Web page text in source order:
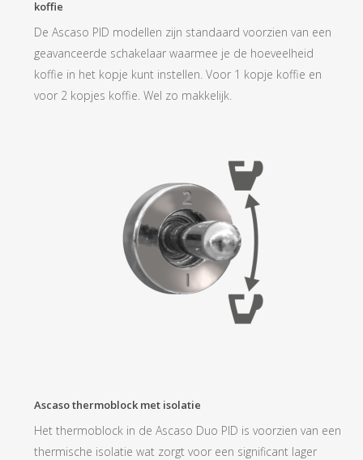
koffie
De Ascaso PID modellen zijn standaard voorzien van een
geavanceerde schakelaar waarmee je de hoeveelheid
koffie in het kopje kunt instellen. Voor 1 kopje koffie en
voor 2 kopjes koffie. Wel zo makkelijk.
Ascaso thermoblock met isolatie
Het thermoblock in de Ascaso Duo PID is voorzien van een
thermische isolatie wat zorgt voor een significant lager